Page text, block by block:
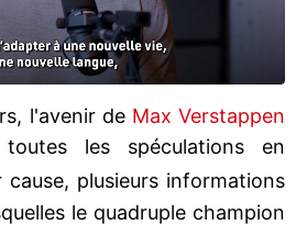
l'avenir de Max Verstappen
les spéculations en
cause, plusieurs informations
le quadruple champion